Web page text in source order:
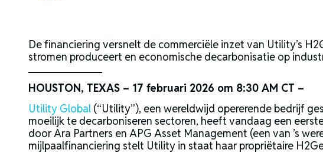
De financiering versnelt de commerciële inzet van Utility’s
stromen produceert en economische decarbonisatie op
HOUSTON, TEXAS – 17 februari 2026 om 8:30 AM CT –
Utility Global (“Utility”), een wereldwijd opererende bedrijf
moeilijk te decarboniseren sectoren, heeft vandaag een
door Ara Partners en APG Asset Management (een van ’s
mijlpaalfinanciering stelt Utility in staat haar propriëtaire